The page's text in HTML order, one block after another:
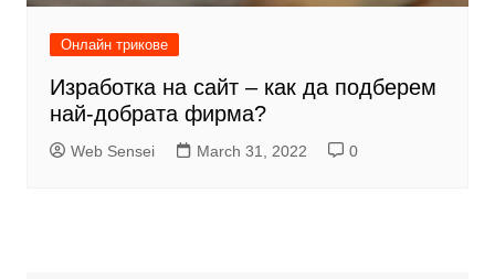
Онлайн трикове
Изработка на сайт – как да подберем
най-добрата фирма?
Web Sensei March 31, 2022 0